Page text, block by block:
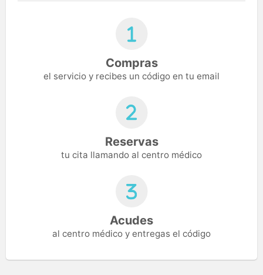
Compras
el servicio y recibes un código en tu email
Reservas
tu cita llamando al centro médico
Acudes
al centro médico y entregas el código